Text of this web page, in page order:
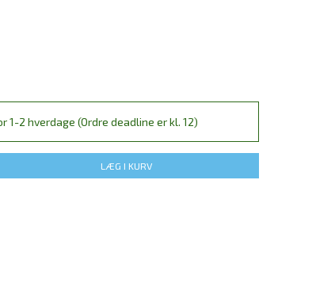
2 hverdage (Ordre deadline er kl. 12)
LÆG I KURV